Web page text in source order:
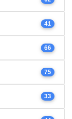
41
66
75
33